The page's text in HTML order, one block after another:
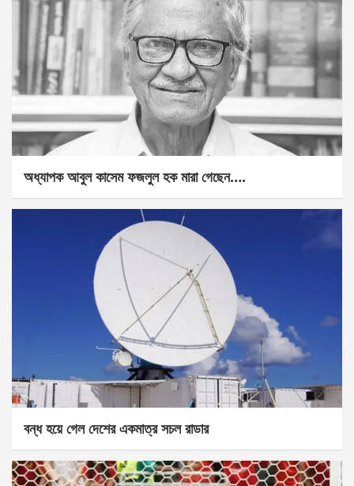
অধ্যাপক আবুল কাসেম ফজলুল হক মারা গেছেন….
বন্ধ হয়ে গেল দেশের একমাত্র সচল রাডার